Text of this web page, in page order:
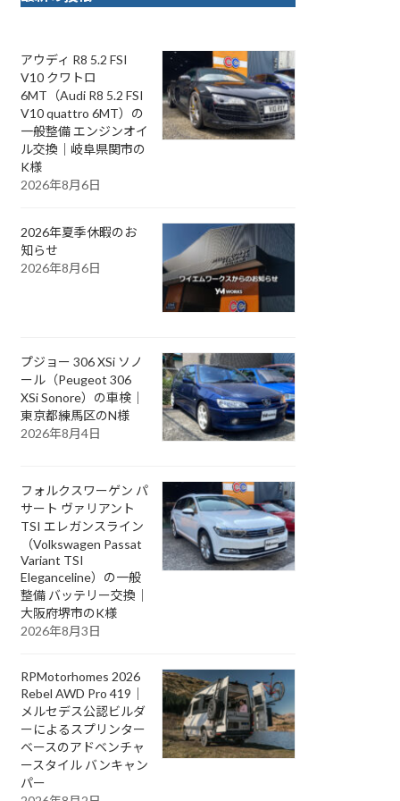
アウディ R8 5.2 FSI
V10 クワトロ
6MT（Audi R8 5.2 FSI
V10 quattro 6MT）の
一般整備 エンジンオイ
ル交換｜岐阜県関市の
K様
2026年8月6日
2026年夏季休暇のお
知らせ
2026年8月6日
プジョー 306 XSi ソノ
ール（Peugeot 306
XSi Sonore）の車検｜
東京都練馬区のN様
2026年8月4日
フォルクスワーゲン パ
サート ヴァリアント
TSI エレガンスライン
（Volkswagen Passat
Variant TSI
Eleganceline）の一般
整備 バッテリー交換｜
大阪府堺市のK様
2026年8月3日
RPMotorhomes 2026
Rebel AWD Pro 419｜
メルセデス公認ビルダ
ーによるスプリンター
ベースのアドベンチャ
ースタイル バンキャン
パー